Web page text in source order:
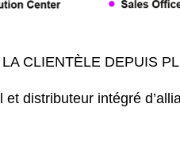
CLIENTÈLE DEPUIS
distributeur intégré